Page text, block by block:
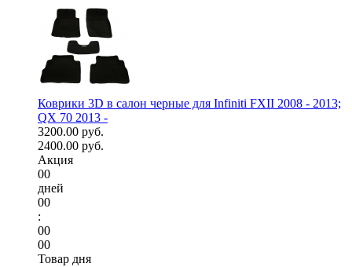
Коврики 3D в салон черные для Infiniti FXII 2008 - 2013;
QX 70 2013 -
3200.00 руб.
2400.00 руб.
Акция
00
дней
00
:
00
00
Товар дня